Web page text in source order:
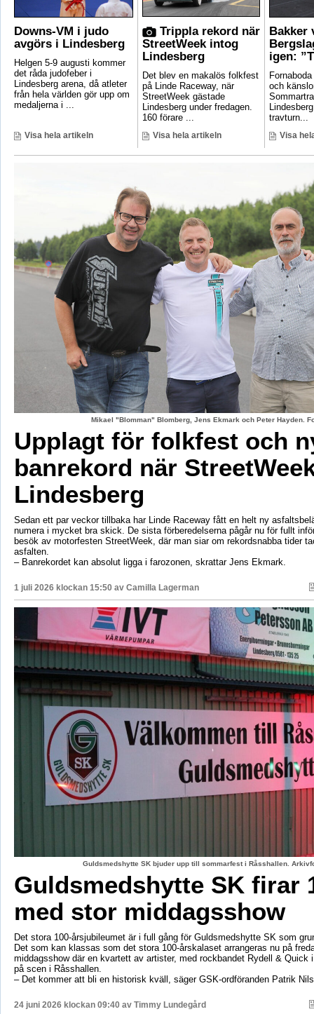
Downs-VM i judo
avgörs i Lindesberg
Helgen 5-9 augusti kommer
det råda judofeber i
Lindesberg arena, då atleter
från hela världen gör upp om
medaljerna i ...
Visa hela artikeln
Trippla rekord när
StreetWeek intog
Lindesberg
Det blev en makalös folkfest
på Linde Raceway, när
StreetWeek gästade
Lindesberg under fredagen.
160 förare ...
Visa hela artikeln
Bakker
igen:
och
travturn...
Visa
Mikael "Blomman" Blomberg, Jens Ekmark och Peter Hayden.
Upplagt för folkfest och
banrekord när
Lindesberg
Sedan ett par veckor tillbaka har Linde Raceway fått en helt ny
numera i mycket bra skick. De sista förberedelserna pågår nu för fullt
besök av motorfesten StreetWeek, där man siar om rekordsnabba tider
asfalten.
– Banrekordet kan absolut ligga i farozonen, skrattar Jens Ekmark.
1 juli 2026 klockan 15:50 av Camilla Lagerman
Guldsmedshytte SK bjuder upp till sommarfest i Råsshallen.
Guldsmedshytte SK firar
med stor middagsshow
Det stora 100-årsjubileumet är i full gång för Guldsmedshytte SK som
Det som kan klassas som det stora 100-årskalaset arrangeras nu på
middagsshow där en kvartett av artister, med rockbandet Rydell & Quick
på scen i Råsshallen.
– Det kommer att bli en historisk kväll, säger GSK-ordföranden Patrik
24 juni 2026 klockan 09:40 av Timmy Lundegård